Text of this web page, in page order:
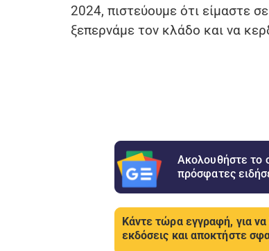
2024, πιστεύουμε ότι είμαστε
ξεπερνάμε τον κλάδο και να
Ακολουθήστε το
πρόσφατες
Κάντε τώρα εγγραφή, για
εκδόσεις και αποκτήστε